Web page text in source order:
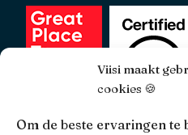
Viisi maakt
cookies 🍪
Om de beste ervaringen te